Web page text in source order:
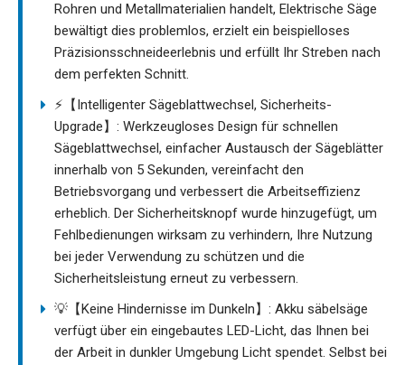
Rohren und Metallmaterialien handelt, Elektrische Säge
bewältigt dies problemlos, erzielt ein beispielloses
Präzisionsschneideerlebnis und erfüllt Ihr Streben nach
dem perfekten Schnitt.
⚡【Intelligenter Sägeblattwechsel, Sicherheits-
Upgrade】: Werkzeugloses Design für schnellen
Sägeblattwechsel, einfacher Austausch der Sägeblätter
innerhalb von 5 Sekunden, vereinfacht den
Betriebsvorgang und verbessert die Arbeitseffizienz
erheblich. Der Sicherheitsknopf wurde hinzugefügt, um
Fehlbedienungen wirksam zu verhindern, Ihre Nutzung
bei jeder Verwendung zu schützen und die
Sicherheitsleistung erneut zu verbessern.
💡【Keine Hindernisse im Dunkeln】: Akku säbelsäge
verfügt über ein eingebautes LED-Licht, das Ihnen bei
der Arbeit in dunkler Umgebung Licht spendet. Selbst bei